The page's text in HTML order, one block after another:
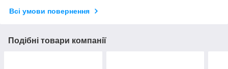
Всі умови повернення
Подібні товари компанії